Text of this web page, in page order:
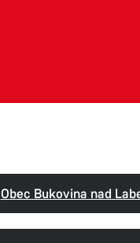
Obec Bukovina nad